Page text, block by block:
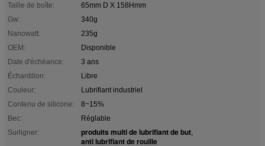
Taille de boîte:
65mm D X 158Hmm
Gw:
340g
Nanowatt:
235g
OEM:
Disponible
Date d'échéance:
3 ans
Échantillon:
Libre
Couleur:
Lubrifiant industriel
Contenu de silicone:
8~15%
Bec:
Réglable
Surligner:
produits multi de lubrifiant de but,
anti lubrifiant de rouille